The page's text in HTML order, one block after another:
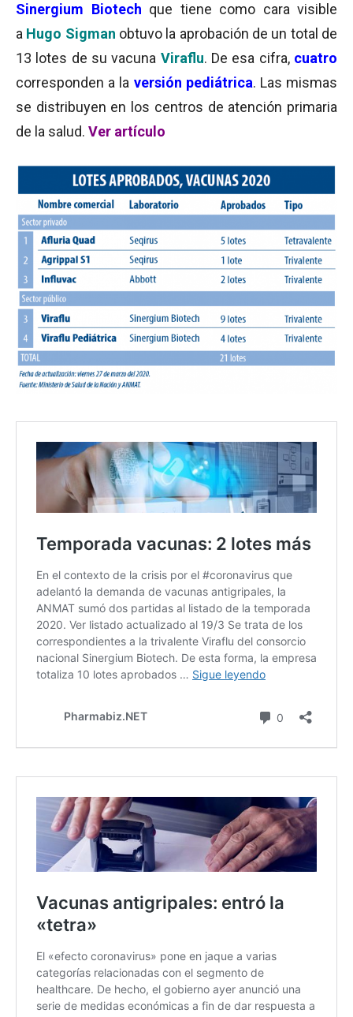
Sinergium Biotech que tiene como cara visible
a Hugo Sigman obtuvo la aprobación de un total de
13 lotes de su vacuna Viraflu. De esa cifra, cuatro
corresponden a la versión pediátrica. Las mismas
se distribuyen en los centros de atención primaria
de la salud. Ver artículo